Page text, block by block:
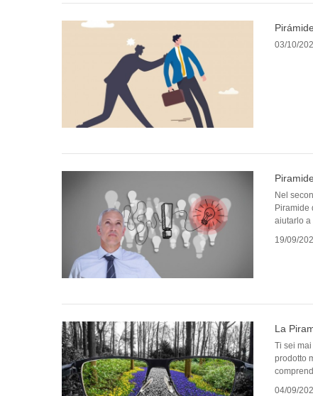
03/10/
Nel
Piramide
aiutarlo a
19/09/
La
Ti sei
prodotto
04/09/